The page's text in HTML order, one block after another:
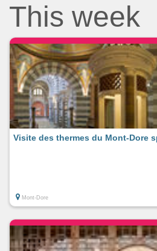
This week
Visite des thermes du Mont-Dore
Mont-Dore